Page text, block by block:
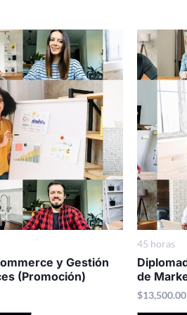
y Gestión
(Promoción)
45 horas
de
$13,500.00